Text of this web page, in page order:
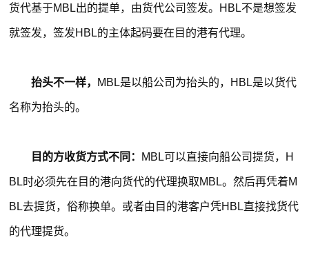
货代基于MBL出的提单，由货代公司签发。HBL不是想签发
就签发，签发HBL的主体起码要在目的港有代理。
抬头不一样， MBL是以船公司为抬头的，HBL是以货代
名称为抬头的。
目的方收货方式不同： MBL可以直接向船公司提货，H
BL时必须先在目的港向货代的代理换取MBL。然后再凭着M
BL去提货，俗称换单。或者由目的港客户凭HBL直接找货代
的代理提货。